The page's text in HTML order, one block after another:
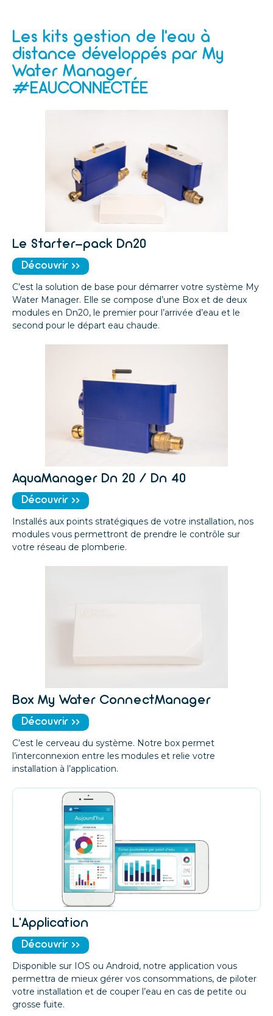
Les kits gestion de l'eau à
distance développés par My
Water Manager
#EAUCONNECTÉE
Le Starter-pack Dn20
Découvrir >>
C’est la solution de base pour démarrer votre système My
Water Manager. Elle se compose d’une Box et de deux
modules en Dn20, le premier pour l’arrivée d’eau et le
second pour le départ eau chaude.
AquaManager Dn 20 / Dn 40
Découvrir >>
Installés aux points stratégiques de votre installation, nos
modules vous permettront de prendre le contrôle sur
votre réseau de plomberie.
Box My Water ConnectManager
Découvrir >>
C’est le cerveau du système. Notre box permet
l’interconnexion entre les modules et relie votre
installation à l’application.
L'Application
Découvrir >>
Disponible sur IOS ou Android, notre application vous
permettra de mieux gérer vos consommations, de piloter
votre installation et de couper l’eau en cas de petite ou
grosse fuite.